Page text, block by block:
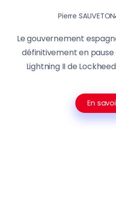
Pierre SAUVETON
Le gouvernement
définitivement en pause
Lightning II de
En